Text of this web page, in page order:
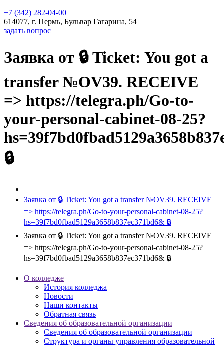
+7 (342) 282-04-00
614077, г. Пермь, Бульвар Гагарина, 54
задать вопрос
Заявка от 🔒 Ticket: You got a
transfer №OV39. RECEIVE
=> https://telegra.ph/Go-to-
your-personal-cabinet-08-25?
🔒
Заявка от 🔒 Ticket: You got a transfer №OV39. RECEIVE
=> https://telegra.ph/Go-to-your-personal-cabinet-08-25?
hs=39f7bd0fbad5129a3658b837ec371bd6& 🔒
Заявка от 🔒 Ticket: You got a transfer №OV39. RECEIVE
=> https://telegra.ph/Go-to-your-personal-cabinet-08-25?
hs=39f7bd0fbad5129a3658b837ec371bd6& 🔒
О колледже
История колледжа
Новости
Наши контакты
Обратная связь
Сведения об образовательной организации
Сведения об образовательной организации
Структура и органы управления образовательной